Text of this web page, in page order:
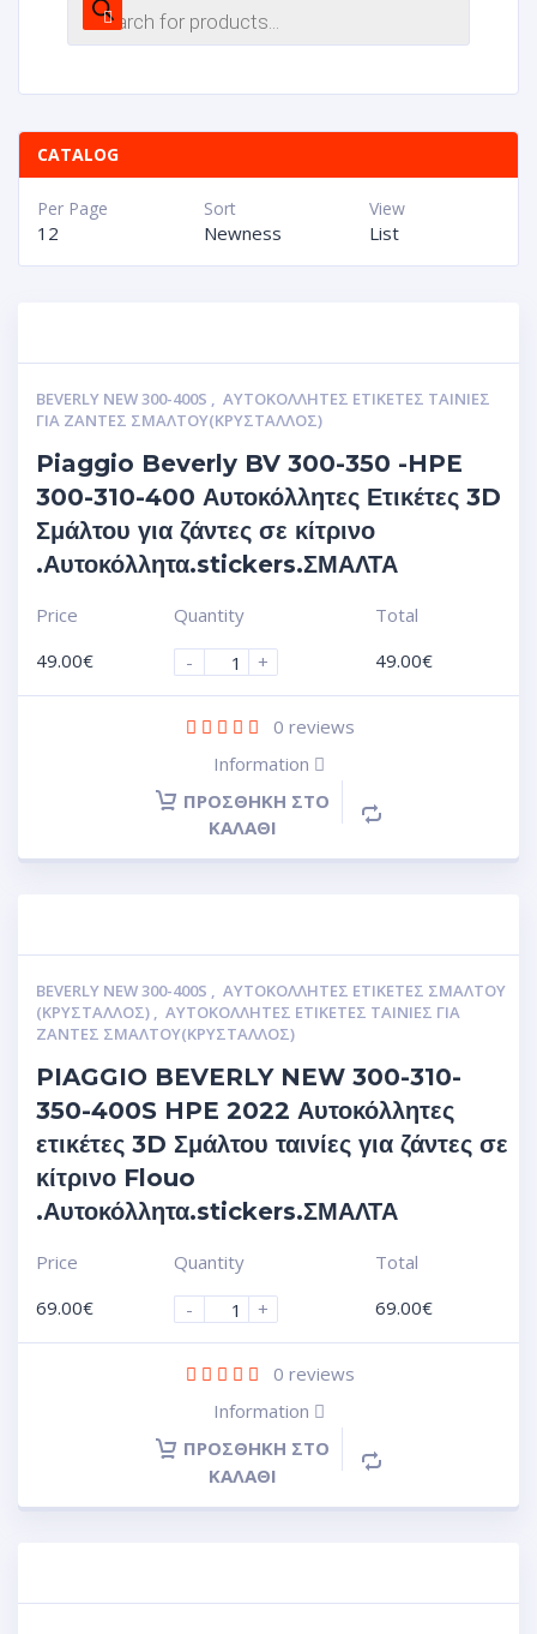
CATALOG
View
List
Sort
Newness
Per Page
12
BEVERLY NEW 300-400S , ΑΥΤΟΚΌΛΛΗΤΕΣ ΕΤΙΚΈΤΕΣ ΤΑΙΝΊΕΣ
ΓΙΑ ΖΆΝΤΕΣ ΣΜΆΛΤΟΥ(ΚΡΎΣΤΑΛΛΟΣ)
Piaggio Beverly BV 300-350 -HPE
300-310-400 Αυτοκόλλητες Ετικέτες 3D
Σμάλτου για ζάντες σε κίτρινο
.Αυτοκόλλητα.stickers.ΣΜΑΛΤΑ
Price
49.00€
Quantity
-
+
Total
49.00€
0 reviews
Information
ΠΡΟΣΘΉΚΗ ΣΤΟ
ΚΑΛΆΘΙ
BEVERLY NEW 300-400S , ΑΥΤΟΚΌΛΛΗΤΕΣ ΕΤΙΚΈΤΕΣ ΣΜΆΛΤΟΥ
(ΚΡΥΣΤΑΛΛΟΣ) , ΑΥΤΟΚΌΛΛΗΤΕΣ ΕΤΙΚΈΤΕΣ ΤΑΙΝΊΕΣ ΓΙΑ
ΖΆΝΤΕΣ ΣΜΆΛΤΟΥ(ΚΡΎΣΤΑΛΛΟΣ)
PIAGGIO BEVERLY NEW 300-310-
350-400S HPE 2022 Αυτοκόλλητες
ετικέτες 3D Σμάλτου ταινίες για ζάντες σε
κίτρινο Flouo
.Αυτοκόλλητα.stickers.ΣΜΑΛΤΑ
Price
69.00€
Quantity
-
+
Total
69.00€
0 reviews
Information
ΠΡΟΣΘΉΚΗ ΣΤΟ
ΚΑΛΆΘΙ